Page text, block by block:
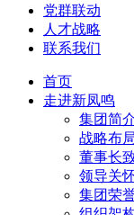
党群联动
人才战略
联系我们
首页
走进新凤鸣
集团简
战略布
董事长
领导关
集团荣